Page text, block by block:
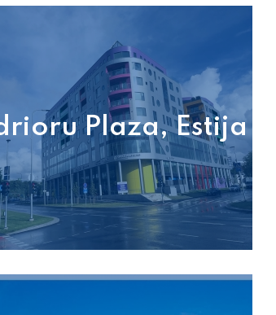
Plaza, Estija